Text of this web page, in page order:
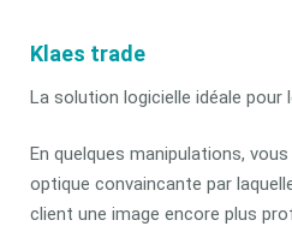
Klaes trade
La solution logicielle idéale
En quelques manipulations,
optique convaincante par
client une image encore plus